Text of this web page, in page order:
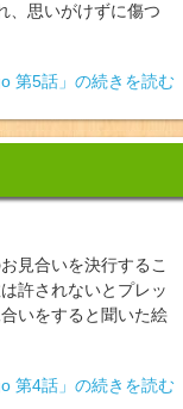
、思いがけずに傷つ
第5話」の続きを読む
見合いを決行するこ
許されないとプレッ
いをすると聞いた絵
第4話」の続きを読む